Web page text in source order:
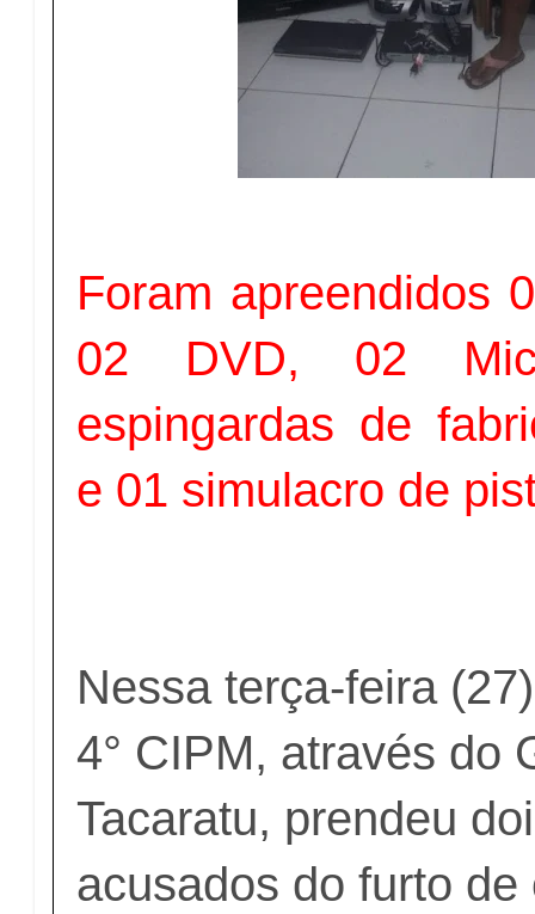
Foram apreendidos
02 DVD, 02
espingardas de
e 01 simulacro de
Nessa terça-feira
4° CIPM, através do
Tacaratu, prendeu
acusados do furto de